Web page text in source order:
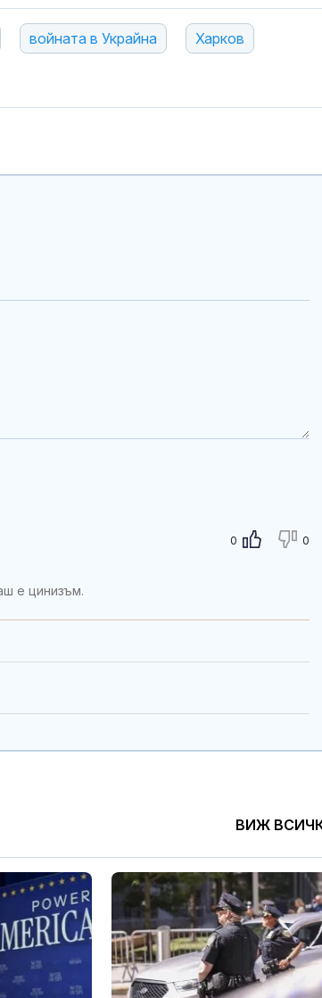
войната в Украйна Харков
0 0
е цинизъм.
ВИЖ